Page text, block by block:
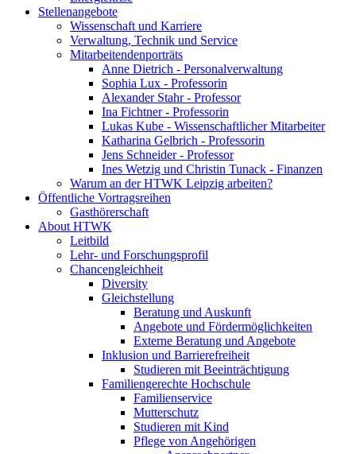
Stellenangebote
Wissenschaft und Karriere
Verwaltung, Technik und Service
Mitarbeitendenporträts
Anne Dietrich - Personalverwaltung
Sophia Lux - Professorin
Alexander Stahr - Professor
Ina Fichtner - Professorin
Lukas Kube - Wissenschaftlicher Mitarbeiter
Katharina Gelbrich - Professorin
Jens Schneider - Professor
Ines Wetzig und Christin Tunack - Finanzen
Warum an der HTWK Leipzig arbeiten?
Öffentliche Vortragsreihen
Gasthörerschaft
About HTWK
Leitbild
Lehr- und Forschungsprofil
Chancengleichheit
Diversity
Gleichstellung
Beratung und Auskunft
Angebote und Fördermöglichkeiten
Externe Beratung und Angebote
Inklusion und Barrierefreiheit
Studieren mit Beeinträchtigung
Familiengerechte Hochschule
Familienservice
Mutterschutz
Studieren mit Kind
Pflege von Angehörigen